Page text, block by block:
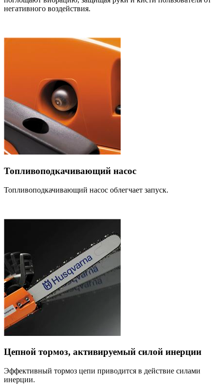
негативного воздействия.
Топливоподкачивающий насос
Топливоподкачивающий насос облегчает запуск.
Цепной тормоз, активируемый силой инерции
Эффективный тормоз цепи приводится в действие силами
инерции.